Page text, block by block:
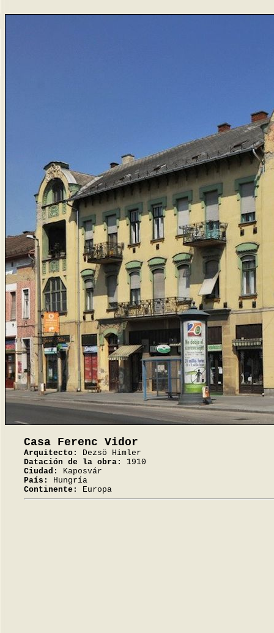
Casa Ferenc Vidor
Arquitecto:
Dezsö Himler
Datación de la obra:
1910
Ciudad:
Kaposvár
País:
Hungría
Continente:
Europa